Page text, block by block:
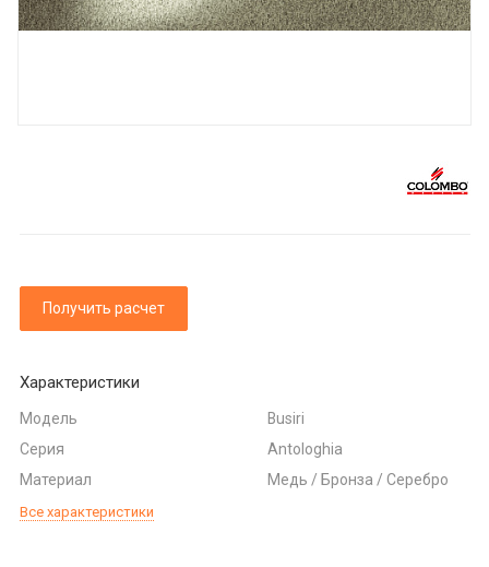
Получить расчет
Характеристики
Модель
Busiri
Серия
Antologhia
Материал
Медь / Бронза / Серебро
Все характеристики